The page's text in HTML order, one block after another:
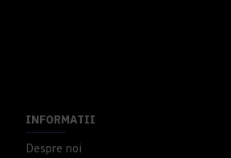
INFORMATII
Despre noi